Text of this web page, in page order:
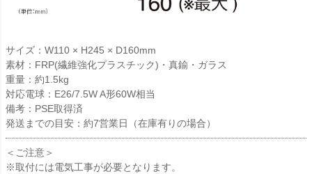
サイズ：W110 × H245 × D160mm
素材：FRP(繊維強化プラスチック)・真鍮・ガラス
重量：約1.5kg
対応電球：E26/7.5W A形60W相当
備考：PSE取得済
発送までの目安：約7営業日（在庫有りの場合）
＜ご注意＞
※取付には電気工事が必要となります。